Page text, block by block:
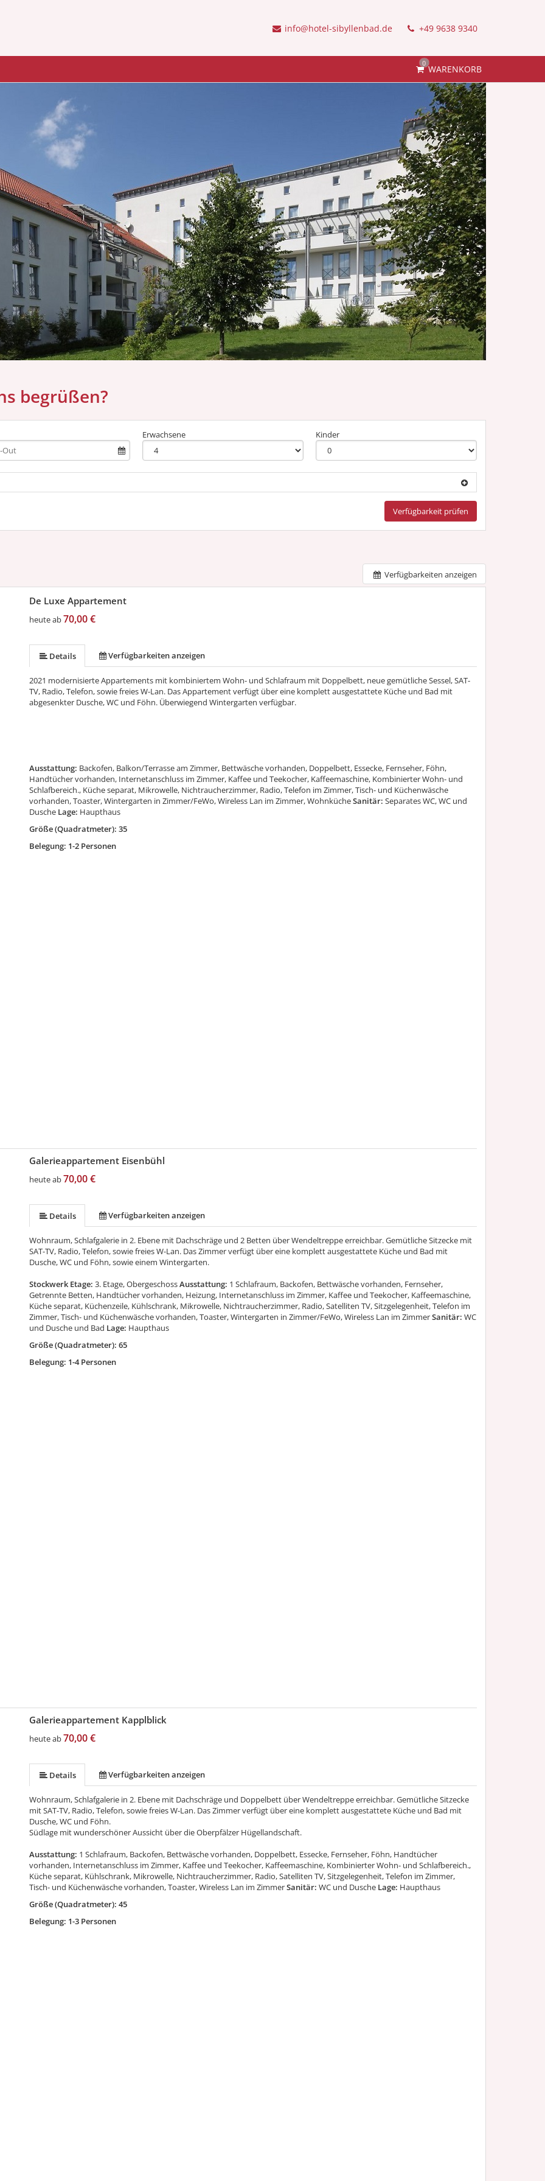
info@hotel-sibyllenbad.de +49 9638 9340
0
WARENKORB
begrüßen?
Erwachsene Kinder
Verfügbarkeit prüfen
Verfügbarkeiten anzeigen
De Luxe Appartement
heute ab70,00 €
Details Verfügbarkeiten anzeigen
2021 modernisierte Appartements mit kombiniertem Wohn- und Schlafraum mit Doppelbett, neue gemütliche Sessel, SAT-
TV, Radio, Telefon, sowie freies W-Lan. Das Appartement verfügt über eine komplett ausgestattete Küche und Bad mit
abgesenkter Dusche, WC und Föhn. Überwiegend Wintergarten verfügbar.
Ausstattung: Backofen, Balkon/Terrasse am Zimmer, Bettwäsche vorhanden, Doppelbett, Essecke, Fernseher, Föhn,
Handtücher vorhanden, Internetanschluss im Zimmer, Kaffee und Teekocher, Kaffeemaschine, Kombinierter Wohn- und
Schlafbereich., Küche separat, Mikrowelle, Nichtraucherzimmer, Radio, Telefon im Zimmer, Tisch- und Küchenwäsche
vorhanden, Toaster, Wintergarten in Zimmer/FeWo, Wireless Lan im Zimmer, WohnkücheSanitär: Separates WC, WC und
DuscheLage: Haupthaus
Größe (Quadratmeter): 35
Belegung: 1-2 Personen
Galerieappartement Eisenbühl
heute ab70,00 €
Details Verfügbarkeiten anzeigen
Wohnraum, Schlafgalerie in 2. Ebene mit Dachschräge und 2 Betten über Wendeltreppe erreichbar. Gemütliche Sitzecke mit
SAT-TV, Radio, Telefon, sowie freies W-Lan. Das Zimmer verfügt über eine komplett ausgestattete Küche und Bad mit
Dusche, WC und Föhn, sowie einem Wintergarten.
Stockwerk Etage: 3. Etage, ObergeschossAusstattung: 1 Schlafraum, Backofen, Bettwäsche vorhanden, Fernseher,
Getrennte Betten, Handtücher vorhanden, Heizung, Internetanschluss im Zimmer, Kaffee und Teekocher, Kaffeemaschine,
Küche separat, Küchenzeile, Kühlschrank, Mikrowelle, Nichtraucherzimmer, Radio, Satelliten TV, Sitzgelegenheit, Telefon im
Zimmer, Tisch- und Küchenwäsche vorhanden, Toaster, Wintergarten in Zimmer/FeWo, Wireless Lan im ZimmerSanitär: WC
und Dusche und Bad Lage: Haupthaus
Größe (Quadratmeter): 65
Belegung: 1-4 Personen
Galerieappartement Kapplblick
heute ab70,00 €
Details Verfügbarkeiten anzeigen
Wohnraum, Schlafgalerie in 2. Ebene mit Dachschräge und Doppelbett über Wendeltreppe erreichbar. Gemütliche Sitzecke
mit SAT-TV, Radio, Telefon, sowie freies W-Lan. Das Zimmer verfügt über eine komplett ausgestattete Küche und Bad mit
Dusche, WC und Föhn.
Südlage mit wunderschöner Aussicht über die Oberpfälzer Hügellandschaft.
Ausstattung: 1 Schlafraum, Backofen, Bettwäsche vorhanden, Doppelbett, Essecke, Fernseher, Föhn, Handtücher
vorhanden, Internetanschluss im Zimmer, Kaffee und Teekocher, Kaffeemaschine, Kombinierter Wohn- und Schlafbereich.,
Küche separat, Kühlschrank, Mikrowelle, Nichtraucherzimmer, Radio, Satelliten TV, Sitzgelegenheit, Telefon im Zimmer,
Tisch- und Küchenwäsche vorhanden, Toaster, Wireless Lan im ZimmerSanitär: WC und DuscheLage: Haupthaus
Größe (Quadratmeter): 45
Belegung: 1-3 Personen